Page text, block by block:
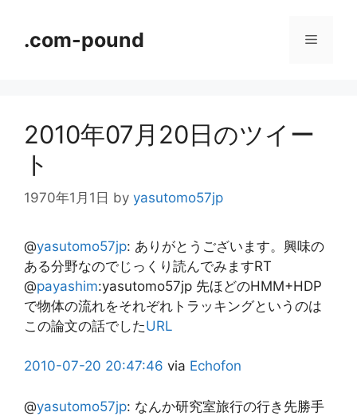
.com-pound メ
2010年07月20日のツイー
ト
1970年1月1日 by yasutomo57jp
@yasutomo57jp: ありがとうございます。興味の
ある分野なのでじっくり読んでみますRT
@payashim:yasutomo57jp 先ほどのHMM+HDP
で物体の流れをそれぞれトラッキングというのは
この論文の話でしたURL
2010-07-20 20:47:46 via Echofon
@yasutomo57jp: なんか研究室旅行の行き先勝手